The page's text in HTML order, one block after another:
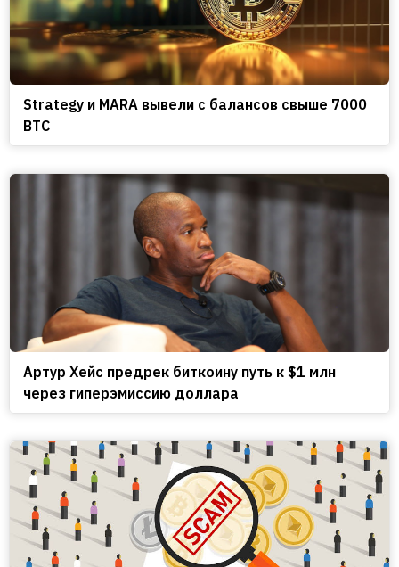
Strategy и MARA вывели с балансов свыше 7000
BTC
Артур Хейс предрек биткоину путь к $1 млн
через гиперэмиссию доллара